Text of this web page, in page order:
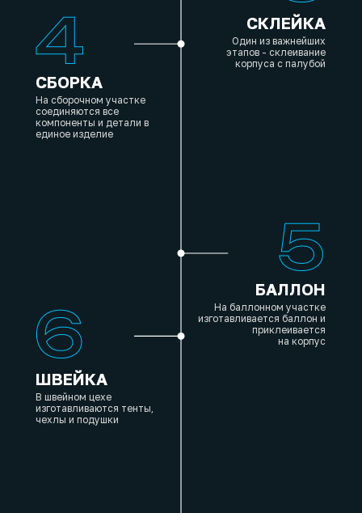
СКЛЕЙКА
Один из важнейших
этапов - склеивание
корпуса с палубой
СБОРКА
На сборочном участке
соединяются все
компоненты и детали в
единое изделие
БАЛЛОН
На баллонном участке
изготавливается баллон и
приклеивается
на корпус
ШВЕЙКА
В швейном цехе
изготавливаются тенты,
чехлы и подушки